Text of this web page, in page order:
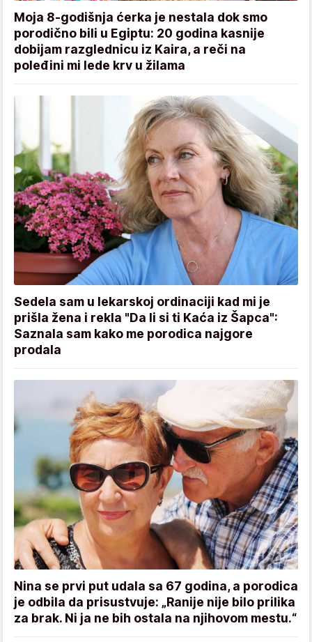
Moja 8-godišnja ćerka je nestala dok smo
porodično bili u Egiptu: 20 godina kasnije
dobijam razglednicu iz Kaira, a reči na
poleđini mi lede krv u žilama
Sedela sam u lekarskoj ordinaciji kad mi je
prišla žena i rekla "Da li si ti Kaća iz Šapca":
Saznala sam kako me porodica najgore
prodala
Nina se prvi put udala sa 67 godina, a porodica
je odbila da prisustvuje: „Ranije nije bilo prilika
za brak. Ni ja ne bih ostala na njihovom mestu.“